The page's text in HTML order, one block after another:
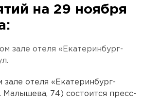
на 29 ноября
зале отеля «Екатеринбург-
зале отеля «Екатеринбург-
Малышева, 74) состоится пресс-